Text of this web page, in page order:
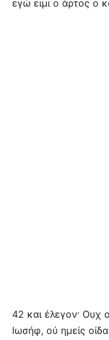
εγώ ειμι ο άρτος ο
42 και έλεγον· Ουχ
Ιωσήφ, ού ημείς